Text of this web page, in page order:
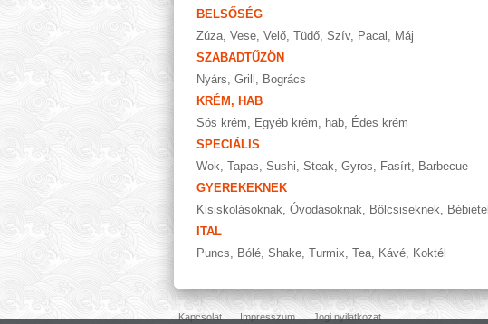
BELSŐSÉG
Zúza, Vese, Velő, Tüdő, Szív, Pacal , Máj
SZABADTŰZÖN
Nyárs, Grill , Bogrács
KRÉM, HAB
Sós krém, Egyéb krém, hab, Édes krém
SPECIÁLIS
Wok, Tapas, Sushi, Steak, Gyros, Fasírt, Barbecue
GYEREKEKNEK
Kisiskolásoknak, Óvodásoknak, Bölcsiseknek, Bébiétel
ITAL
Puncs, Bólé, Shake, Turmix, Tea, Kávé, Koktél
Kapcsolat Impresszum Jogi nyilatkozat